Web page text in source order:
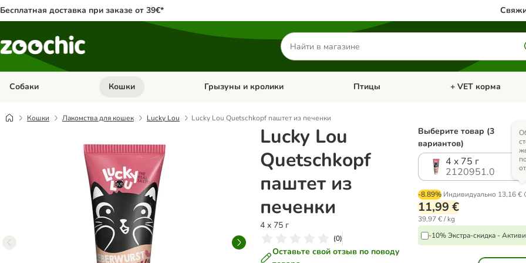
Бесплатная доставка при заказе от 39€*
Поиск
товаров
Собаки Откройте меню категории: Собаки
Кошки Откройте меню категории: Кошки
Грызуны и кролики Откройте меню категории: Грызуны и кролики
Птицы Откройте меню
+ VET корма
Кошки Лакомства для кошек Lucky Lou Lucky Lou Quetschkopf паштет из печенки
Lucky Lou
Quetschkopf
паштет из
печенки
4 x 75 г
(0)
Оставьте свой отзыв по поводу
Выберите товар (3
вариантов)
4 x 75 г
2120951.0
-8.89% Индивидуально 13,16 €
11,99 €
39,97 € / kg
-10% Экстра-скидка -